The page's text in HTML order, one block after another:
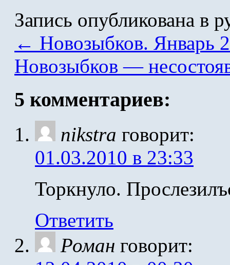
Запись опубликована в
← Новозыбков. Январь
Новозыбков —
5 комментариев:
nikstra говорит:
01.03.2010 в 23:33
Торкнуло.
Ответить
Роман говорит: